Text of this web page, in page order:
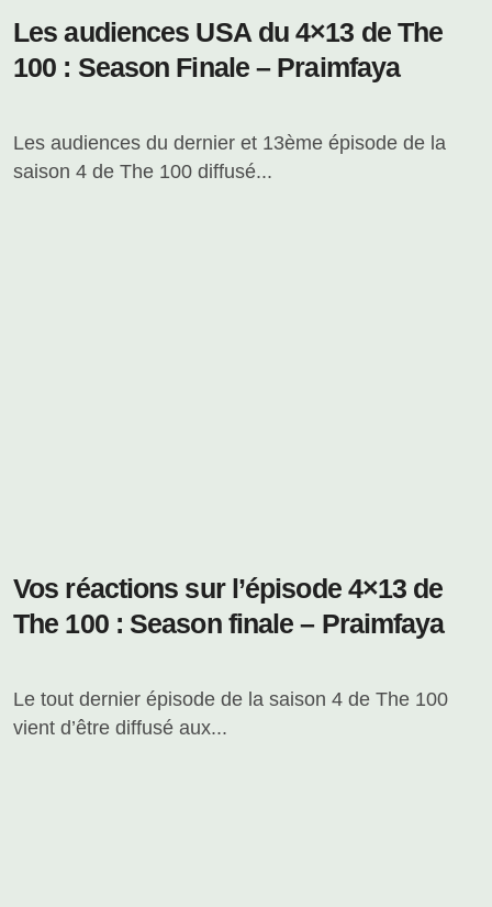
Les audiences USA du 4×13 de The
100 : Season Finale – Praimfaya
Les audiences du dernier et 13ème épisode de la
saison 4 de The 100 diffusé...
Vos réactions sur l’épisode 4×13 de
The 100 : Season finale – Praimfaya
Le tout dernier épisode de la saison 4 de The 100
vient d’être diffusé aux...